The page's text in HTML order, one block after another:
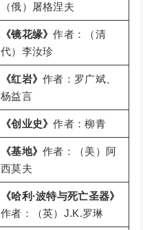
（俄）屠格涅夫
《镜花缘》作者：（清
代）李汝珍
《红岩》作者：罗广斌、
杨益言
《创业史》作者：柳青
《基地》作者：（美）阿
西莫夫
《哈利·波特与死亡圣器》
作者：（英）J.K.罗琳